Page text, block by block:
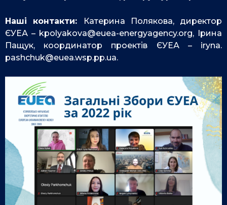
Наші контакти:
Катерина Полякова, директор
ЄУЕА – kpolyakova@euea-energyagency.org, Ірина
Пащук, координатор проектів ЄУЕА – iryna.
pashchuk@euea.wsp.pp.ua.